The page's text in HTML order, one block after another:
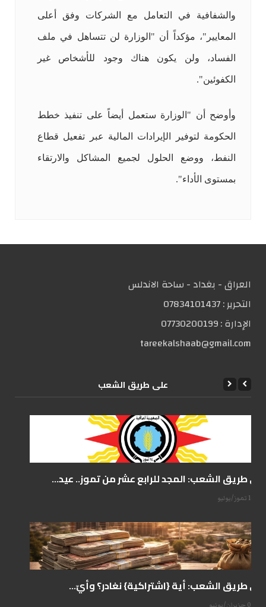
والشفافية في التعامل مع الشركات وفق أعلى
المعايير"، مؤكداً أن "الوزارة لن تتساهل في ملف
الفساد، ولن يكون هناك وجود للأشخاص غير
الكفوئين".
وأوضح أن "الوزارة ستعمل أيضاً على تنفيذ خطط
الحكومة لتوفير الإيرادات المالية عبر تفعيل قطاع
النفط، ووضع الحلول لجميع المشاكل والارتقاء
بمستوى الأداء".
العراق - بغداد - ساحة الاندلس
التحریر :07834101437
الإدارة :07730200199
tareekalshaab@gmail.com
علی طریق الشعب
على طريق الشعب: المجد للرابع عشر من تموز.. عيد...
14 تموز/يوليو
على طريق الشعب: أية {اشتراكية} نغادر؟ وأيّ...